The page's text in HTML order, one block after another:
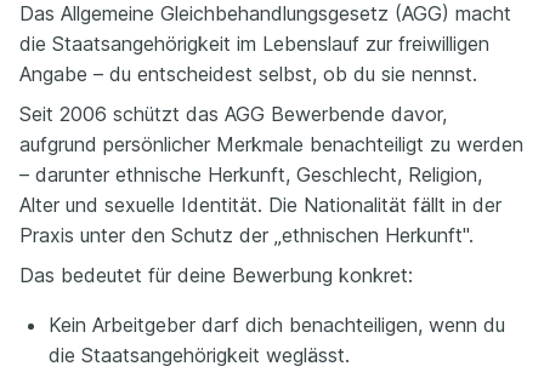
Das Allgemeine Gleichbehandlungsgesetz (AGG) macht
die Staatsangehörigkeit im Lebenslauf zur freiwilligen
Angabe – du entscheidest selbst, ob du sie nennst.
Seit 2006 schützt das AGG Bewerbende davor,
aufgrund persönlicher Merkmale benachteiligt zu werden
– darunter ethnische Herkunft, Geschlecht, Religion,
Alter und sexuelle Identität. Die Nationalität fällt in der
Praxis unter den Schutz der „ethnischen Herkunft".
Das bedeutet für deine Bewerbung konkret:
Kein Arbeitgeber darf dich benachteiligen, wenn du
die Staatsangehörigkeit weglässt.